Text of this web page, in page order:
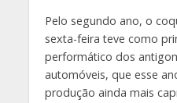
Pelo segundo ano, o
sexta-feira teve como
performático dos
automóveis, que esse
produção ainda mais